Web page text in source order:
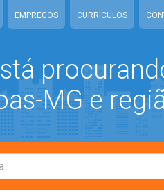
EMPREGOS CURRÍCULOS
MG e